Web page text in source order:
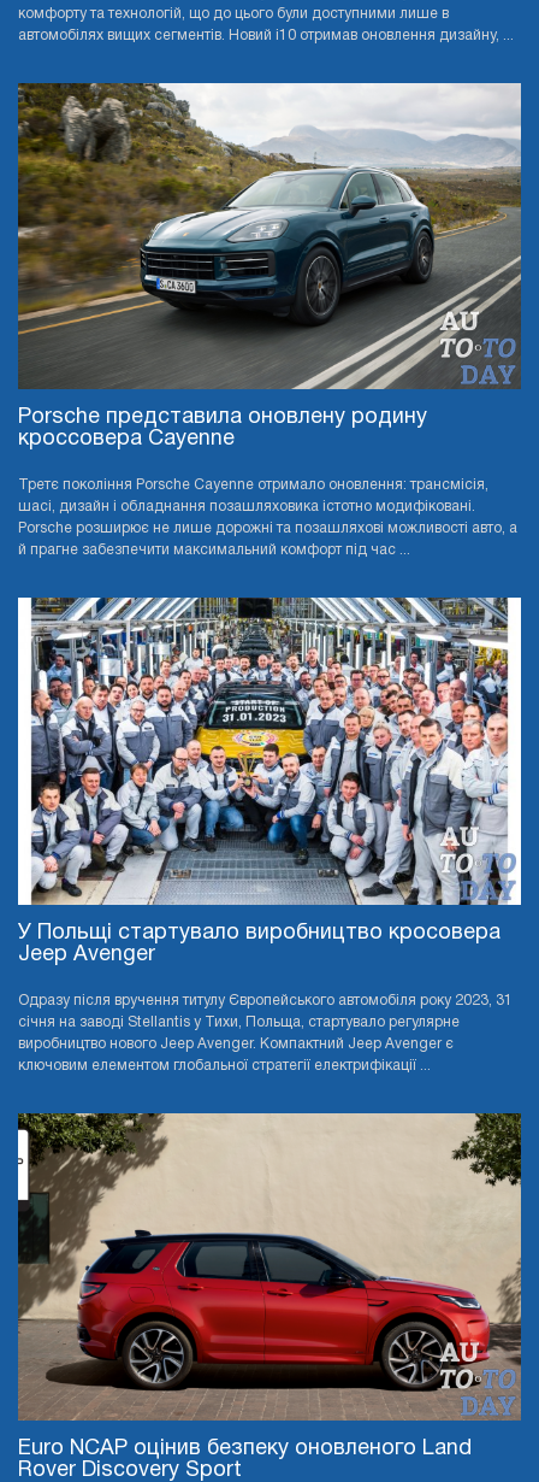
комфорту та технологій, що до цього були доступними лише в
автомобілях вищих сегментів. Новий i10 отримав оновлення дизайну, ...
Porsche представила оновлену родину
кроссовера Cayenne
Третє покоління Porsche Cayenne отримало оновлення: трансмісія,
шасі, дизайн і обладнання позашляховика істотно модифіковані.
Porsche розширює не лише дорожні та позашляхові можливості авто, а
й прагне забезпечити максимальний комфорт під час ...
У Польщі стартувало виробництво кросовера
Jeep Avenger
Одразу після вручення титулу Європейського автомобіля року 2023, 31
січня на заводі Stellantis у Тихи, Польща, стартувало регулярне
виробництво нового Jeep Avenger. Компактний Jeep Avenger є
ключовим елементом глобальної стратегії електрифікації ...
Euro NCAP оцінив безпеку оновленого Land
Rover Discovery Sport